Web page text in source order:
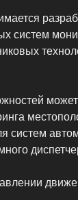
систем
систем